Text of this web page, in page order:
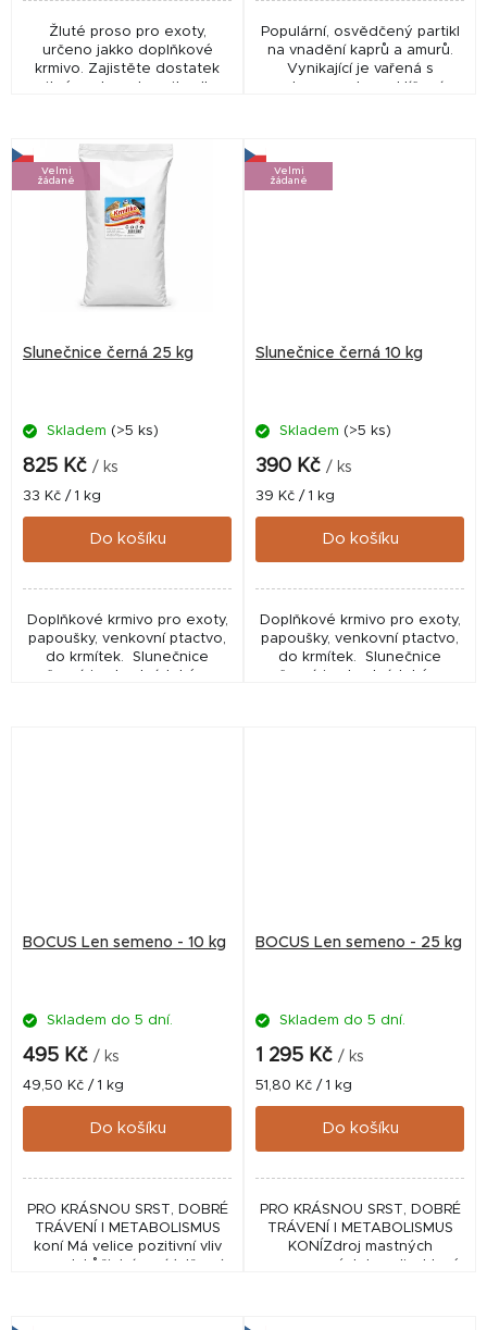
Žluté proso pro exoty,
určeno jakko doplňkové
krmivo. Zajistěte dostatek
pitné vody a zkrmujte dle
hlodavců, buď samostatně...
Populární, osvědčený partikl
na vnadění kaprů a amurů.
Vynikající je vařená s
melasou, nebo naklíčená.
Velmi
žádané
Slunečnice černá 25 kg
Skladem (>5 ks)
825 Kč / ks
Měrná
cena:
33 Kč / 1 kg
Do košíku
Doplňkové krmivo pro exoty,
papoušky, venkovní ptactvo,
do krmítek. Slunečnice
Velmi
žádané
Slunečnice černá 10 kg
Skladem (>5 ks)
390 Kč / ks
Měrná
cena:
39 Kč / 1 kg
Do košíku
Doplňkové krmivo pro exoty,
papoušky, venkovní ptactvo,
do krmítek. Slunečnice
BOCUS Len semeno - 10 kg
Skladem do 5 dní.
495 Kč / ks
Měrná
cena:
49,50 Kč / 1 kg
Do košíku
PRO KRÁSNOU SRST, DOBRÉ
TRÁVENÍ I METABOLISMUS
koní Má velice pozitivní vliv
na srst, kůži, trávení (střeva)
BOCUS Len semeno - 25 kg
Skladem do 5 dní.
1 295 Kč / ks
Měrná
cena:
51,80 Kč / 1 kg
Do košíku
PRO KRÁSNOU SRST, DOBRÉ
TRÁVENÍ I METABOLISMUS
KONÍZdroj mastných
nenasycených kyselin, které